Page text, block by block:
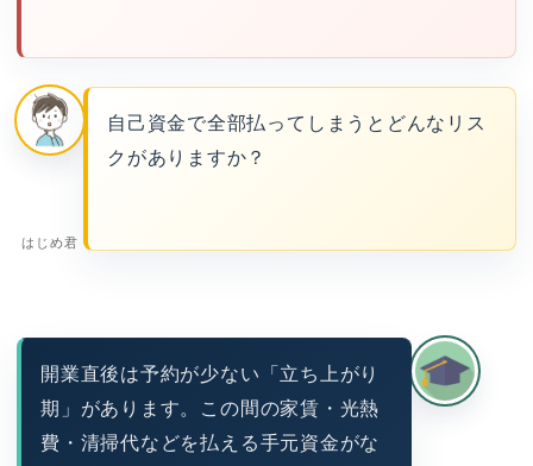
はじめ君
自己資金で全部払ってしまうとどんなリス
クがありますか？
開業直後は予約が少ない「立ち上がり
期」があります。この間の家賃・光熱
費・清掃代などを払える手元資金がな